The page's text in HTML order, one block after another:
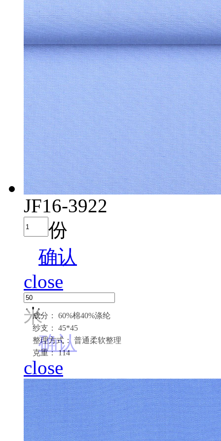
成分： 60%棉40%涤纶
纱支： 45*45
整理方式： 普通柔软整理
克重： 114
JF16-3922
份
确认
close
米
确认
close